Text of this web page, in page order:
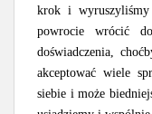
krok i
powrocie wrócić
doświadczenia,
akceptować wiele
siebie i może